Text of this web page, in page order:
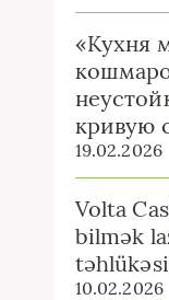
«Кухня
кривую
19.02.2026
Volta
bilmək
10.02.2026